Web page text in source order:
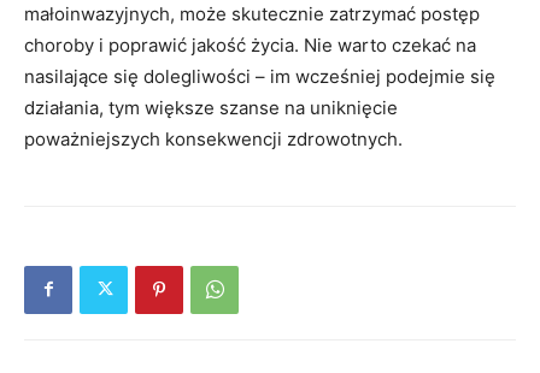
małoinwazyjnych, może skutecznie zatrzymać postęp
choroby i poprawić jakość życia. Nie warto czekać na
nasilające się dolegliwości – im wcześniej podejmie się
działania, tym większe szanse na uniknięcie
poważniejszych konsekwencji zdrowotnych.